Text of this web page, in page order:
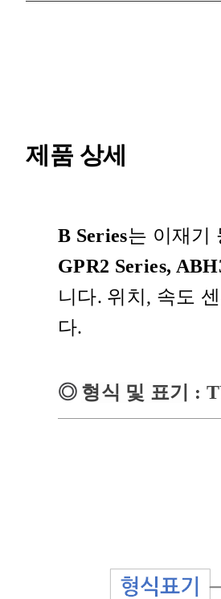
제품 상세
B Series는 이재기
GPR2 Series,
니다. 위치, 속도
다.
◎ 형식 및 표기 :